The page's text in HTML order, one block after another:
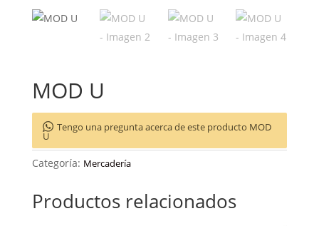
MOD U
Tengo una pregunta acerca de este producto MOD
U
Categoría: Mercadería
Productos relacionados